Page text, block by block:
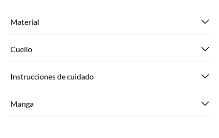
Material
Cuello
Instrucciones de cuidado
Manga